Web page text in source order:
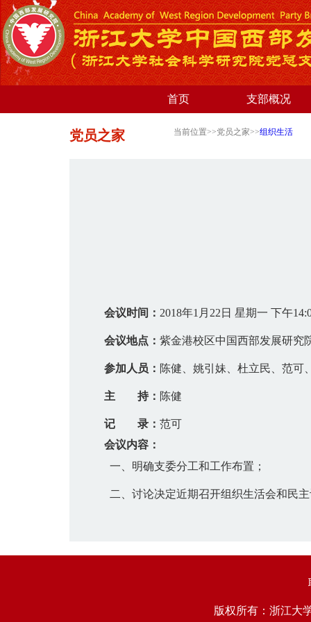
首页 支部概况
党员之家 当前位置>>党员之家>>组织生活
会议时间： 2018年1月22日 星期一 下午
会议地点： 紫金港校区中国西部发展研究
参加人员： 陈健、姚引妹、杜立民、范可
主 持： 陈健
记 录： 范可
会议内容：
一、 明确支委分工和工作布置；
二、 讨论决定近期召开组织生活会和民
版权所有：浙江大